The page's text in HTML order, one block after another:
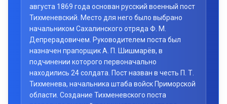
августа 1869 года основан русский военный пост
Тихменевский. Место для него было выбрано
начальником Сахалинского отряда Ф. М.
Депрерадовичем. Руководителем поста был
назначен прапорщик А. П. Шишмарёв, в
подчинении которого первоначально
находились 24 солдата. Пост назван в честь П. Т.
Тихменева, начальника штаба войск Приморской
области. Создание Тихменевского поста